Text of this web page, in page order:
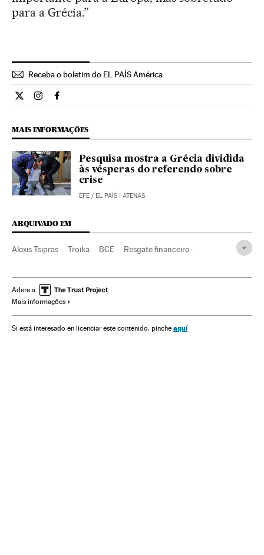
para a Grécia.”
Receba o boletim do EL PAÍS América
Internacional El País Brasil en Twitter
Internacional El País Brasil en Instagram
Internacional El País Brasil en Facebook
MAIS INFORMAÇÕES
Pesquisa mostra a Grécia dividida
às vésperas do referendo sobre
crise
EFE / EL PAÍS | ATENAS
ARQUIVADO EM
Alexis Tsipras Troika BCE Resgate financeiro
Organizações internacionais
Syriza
Europa Sul Europa Política
Adere a
Mais informações
Si está interesado en licenciar este contenido, pinche aquí